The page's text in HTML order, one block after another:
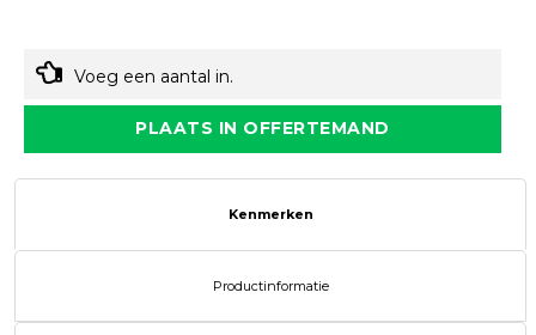
Voeg een aantal in.
PLAATS IN OFFERTEMAND
Kenmerken
Productinformatie